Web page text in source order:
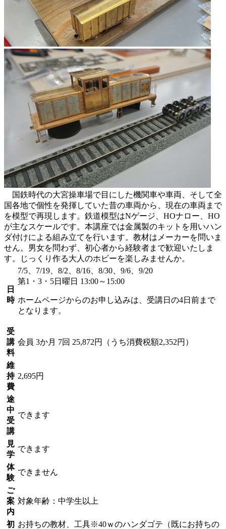
国鉄時代の大宮操車場で目にした機関車や車両、そして全
国各地で個性を発揮していた昔の車両から、現在の車両まで
を模型で再現します。鉄道模型はNゲージ、HOナロー、HO
が主なスケールです。本講座では金属製のキットを用いハン
ダ付けによる組み立てを行います。教材はメーカーを問いま
せん。男女を問わず、初心者から経験者まで歓迎いたしま
す。じっくり作る大人のホビーを楽しみませんか。
日
時
7/5、7/19、8/2、8/16、8/30、9/6、9/20
第1・3・5日曜日 13:00～15:00
ホームページからのお申し込みは、受講日の4日前まで
となります。
受
講
料
会員 3か月 7回 25,872円（うち消費税額2,352円）
維
持
費
2,695円
途
中
受
講
できます
見
学
できます
体
験
できません
ご
案
内
対象年齢：中学生以上
初 お持ちの教材、工具※40ｗのハンダゴテ（既にお持ちの